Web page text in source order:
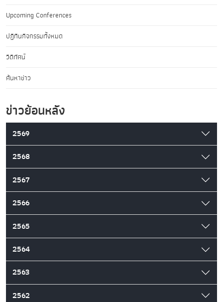
Upcoming Conferences
ปฏิทินกิจกรรมทั้งหมด
วิดีทัศน์
ค้นหาข่าว
ข่าวย้อนหลัง
2569
2568
2567
2566
2565
2564
2563
2562